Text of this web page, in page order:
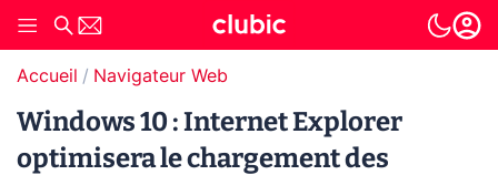
Accueil Navigateur Web
Windows 10 : Internet Explorer
optimisera le chargement des